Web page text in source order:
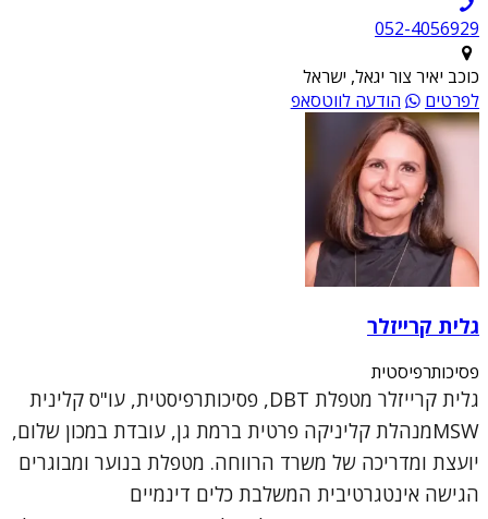
052-4056929
כוכב יאיר צור יגאל, ישראל
לפרטים
הודעה לווטסאפ
גלית קרייזלר
פסיכותרפיסטית
גלית קרייזלר מטפלת DBT, פסיכותרפיסטית, עו"ס קלינית
MSWמנהלת קליניקה פרטית ברמת גן, עובדת במכון שלום,
יועצת ומדריכה של משרד הרווחה. מטפלת בנוער ומבוגרים
הגישה אינטגרטיבית המשלבת כלים דינמיים